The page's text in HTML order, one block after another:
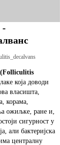
-
која доводи
власишта,
корама,
ожиљке, ране и,
сигурност у
али бактеријска
централну